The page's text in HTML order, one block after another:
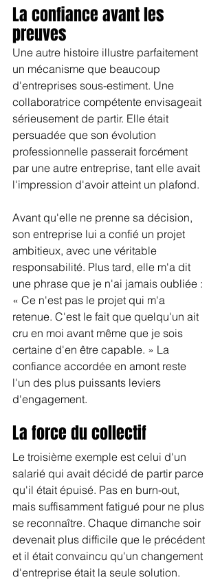
La confiance avant les
preuves
Une autre histoire illustre parfaitement
un mécanisme que beaucoup
d'entreprises sous-estiment. Une
collaboratrice compétente envisageait
sérieusement de partir. Elle était
persuadée que son évolution
professionnelle passerait forcément
par une autre entreprise, tant elle avait
l'impression d'avoir atteint un plafond.
Avant qu'elle ne prenne sa décision,
son entreprise lui a confié un projet
ambitieux, avec une véritable
responsabilité. Plus tard, elle m'a dit
une phrase que je n'ai jamais oubliée :
« Ce n'est pas le projet qui m'a
retenue. C'est le fait que quelqu'un ait
cru en moi avant même que je sois
certaine d'en être capable. » La
confiance accordée en amont reste
l'un des plus puissants leviers
d'engagement.
La force du collectif
Le troisième exemple est celui d'un
salarié qui avait décidé de partir parce
qu'il était épuisé. Pas en burn-out,
mais suffisamment fatigué pour ne plus
se reconnaître. Chaque dimanche soir
devenait plus difficile que le précédent
et il était convaincu qu'un changement
d'entreprise était la seule solution.